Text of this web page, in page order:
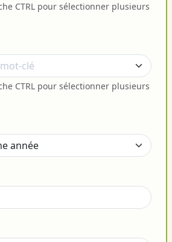
CTRL pour sélectionner plusieurs
CTRL pour sélectionner plusieurs